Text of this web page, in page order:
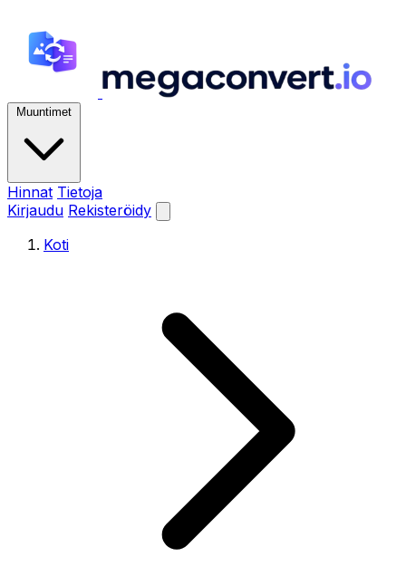
Muuntimet
Hinnat Tietoja
Kirjaudu Rekisteröidy
Koti